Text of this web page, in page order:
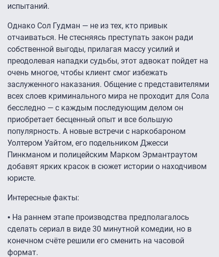
испытаний.
Однако Сол Гудман — не из тех, кто привык
отчаиваться. Не стесняясь преступать закон ради
собственной выгоды, прилагая массу усилий и
преодолевая нападки судьбы, этот адвокат пойдет на
очень многое, чтобы клиент смог избежать
заслуженного наказания. Общение с представителями
всех слоев криминального мира не проходит для Сола
бесследно — с каждым последующим делом он
приобретает бесценный опыт и все большую
популярность. А новые встречи с наркобароном
Уолтером Уайтом, его подельником Джесси
Пинкманом и полицейским Марком Эрмантраутом
добавят ярких красок в сюжет истории о находчивом
юристе.
Интересные факты:
⦁ На раннем этапе производства предполагалось
сделать сериал в виде 30 минутной комедии, но в
конечном счёте решили его сменить на часовой
формат.